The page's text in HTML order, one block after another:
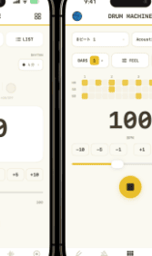
た目標です。
場合、その〇〇
を見極める必要